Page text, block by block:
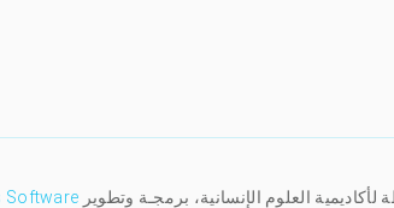
العلوم الإنسانية، برمجـة وتطوير Software